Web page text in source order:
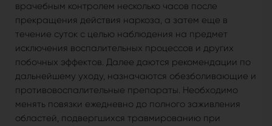
врачебным контролем несколько часов после
прекращения действия наркоза, а затем еще в
течение суток с целью наблюдения на предмет
исключения воспалительных процессов и других
побочных эффектов. Далее даются рекомендации по
дальнейшему уходу, назначаются обезболивающие и
противовоспалительные препараты. Необходимо
менять повязки ежедневно до полного заживления
областей, подвергшихся травмированию при